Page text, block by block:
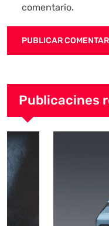
comentario.
Publicacines